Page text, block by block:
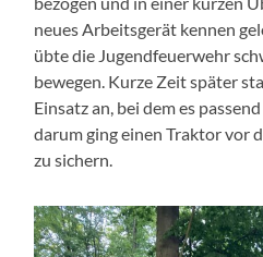
neues Arbeitsgerät kennen
übte die Jugendfeuerwehr
bewegen. Kurze Zeit später
Einsatz an, bei dem es
darum ging einen Traktor vor
zu sichern.